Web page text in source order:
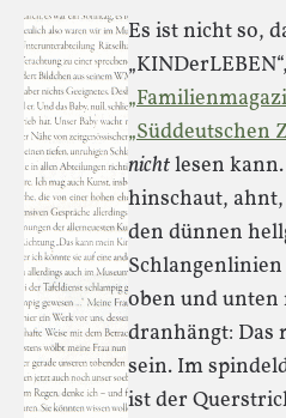
Es ist nicht so,
„KINDerLEBEN“,
„Süddeutschen
nichtlesen
hinschaut, ahnt,
den dünnen
oben und unten
dranhängt: Das
sein. Im
ist der